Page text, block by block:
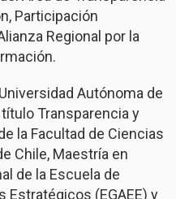
Participación
Regional por la
Autónoma de
Transparencia y
la Facultad de Ciencias
Chile, Maestría en
de la Escuela de
Estratégicos (EGAEE) y